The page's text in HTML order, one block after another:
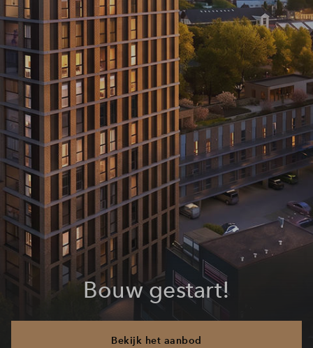
Bouw gestart!
Bekijk het aanbod